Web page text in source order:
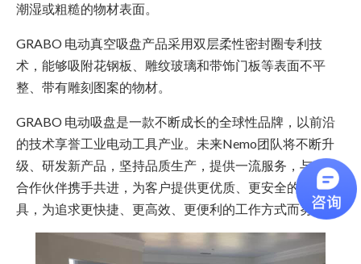
潮湿或粗糙的物材表面。
GRABO 电动真空吸盘产品采用双层柔性密封圈专利技
术，能够吸附花钢板、雕纹玻璃和带饰门板等表面不平
整、带有雕刻图案的物材。
GRABO 电动吸盘是一款不断成长的全球性品牌，以前沿
的技术享誉工业电动工具产业。未来Nemo团队将不断升
级、研发新产品，坚持品质生产，提供一流服务，与全球
合作伙伴携手共进，为客户提供更优质、更安全的电动工
具，为追求更快捷、更高效、更便利的工作方式而努力。